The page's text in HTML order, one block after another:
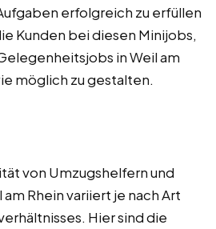
erfolgreich zu erfüllen
Kunden bei diesen Minijobs,
in Weil am
möglich zu gestalten.
von Umzugshelfern und
Rhein variiert je nach Art
Hier sind die